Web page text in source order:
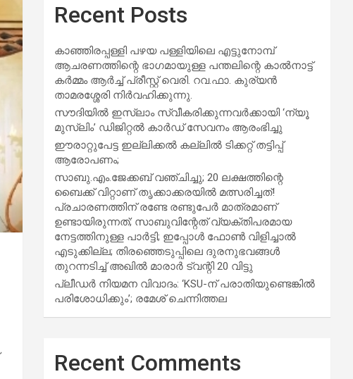
Recent Posts
കാഞ്ഞിരപ്പള്ളി പഴയ പള്ളിയിലെ എട്ടുനോമ്പ്
ആചരണത്തിന്റെ ഭാഗമായുള്ള പന്തലിന്റെ കാൽനാട്ട്
കർമ്മം ആർച്ച് പ്രീസ്റ്റ് വെരി. റവ.ഫാ. കുര്യൻ
താമരശ്ശേരി നിർവഹിക്കുന്നു.
സൗദിയില്‍ ഇസ്‌ലാം സ്വീകരിക്കുന്നവര്‍ക്കായി ‘ന്യൂ
മുസ്ലിം’ ഡിജിറ്റല്‍ കാര്‍ഡ് സേവനം ആരംഭിച്ചു
ഈരാറ്റുപേട്ട ഇല്ലിക്കൽ കല്ലിൽ ടിക്കറ്റ് തട്ടിപ്പ്
ആരോപണം;
സാബു.എം.ജേക്കബ് വഞ്ചിച്ചു; 20 ലക്ഷത്തിന്റെ
ബൈക്ക് വിറ്റാണ് തൃക്കാക്കരയില്‍ മത്സരിച്ചത്!
പ്രചാരണത്തിന് രണ്ടേ രണ്ടുപേര്‍ മാത്രമാണ്
ഉണ്ടായിരുന്നത്; സാബുവിന്റേത് വ്യക്തിപരമായ
നേട്ടത്തിനുള്ള പാര്‍ട്ടി; ഇപ്പോള്‍ ഫോണ്‍ വിളിച്ചാല്‍
എടുക്കില്ല; തിരഞ്ഞെടുപ്പിലെ ദുരനുഭവങ്ങള്‍
തുറന്നടിച്ച് അഖില്‍ മാരാര്‍ ട്വന്റി 20 വിട്ടു
പ്ലീഡർ നിയമന വിവാദം: ‘KSU-ന് പരാതിയുണ്ടെങ്കിൽ
പരിശോധിക്കും’; രമേശ് ചെന്നിത്തല
Recent Comments